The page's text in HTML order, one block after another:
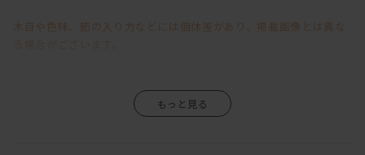
は、
わざわざ呼んだりするのは、面倒で
「まぁいっか」と思ったり、照れくさかったりするけど、
木目や色味、節の入り方などには個体差があり、掲載画像とは異な
そのため、「イメージと異なる」といった理由による返品・交換は